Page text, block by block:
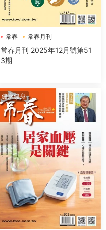
常春 常春月刊
常春月刊 2025年12月號第51
3期
健康健身